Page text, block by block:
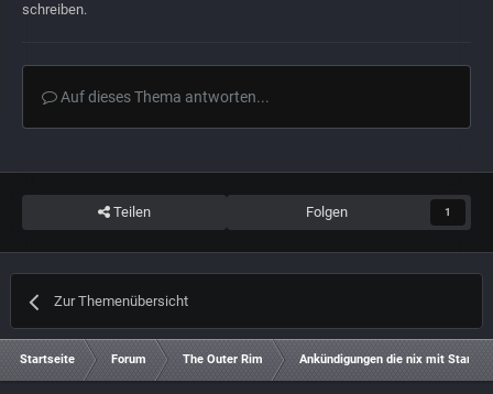
schreiben.
Auf dieses Thema antworten...
Teilen Folgen 1
Zur Themenübersicht
Startseite Forum The Outer Rim Ankündigungen die nix mit Star